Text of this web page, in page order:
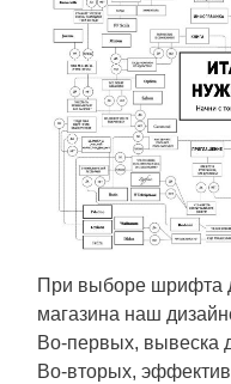
О КОМПАНИИ
При выборе шрифта
магазина наш
Во-первых, вывеска
Во-вторых,